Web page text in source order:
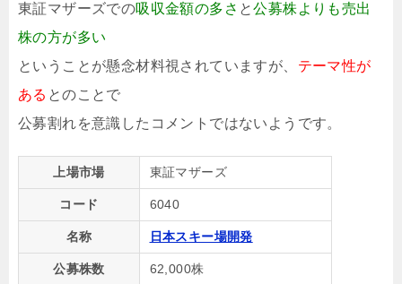
東証マザーズでの吸収金額の多さ と公募株よりも売出
株の方が多い
ということが懸念材料視されていますが、 テーマ性が
ある とのことで
公募割れを意識したコメントではないようです。
上場市場 東証マザーズ
コード 6040
名称 日本スキー場開発
公募株数 62,000株